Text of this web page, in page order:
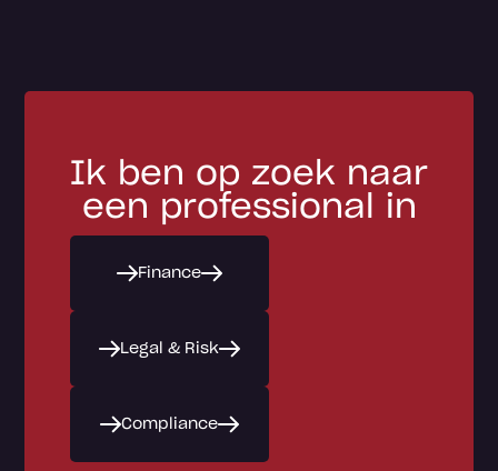
Ik ben op zoek naar
een professional in
Finance
Legal & Risk
Compliance